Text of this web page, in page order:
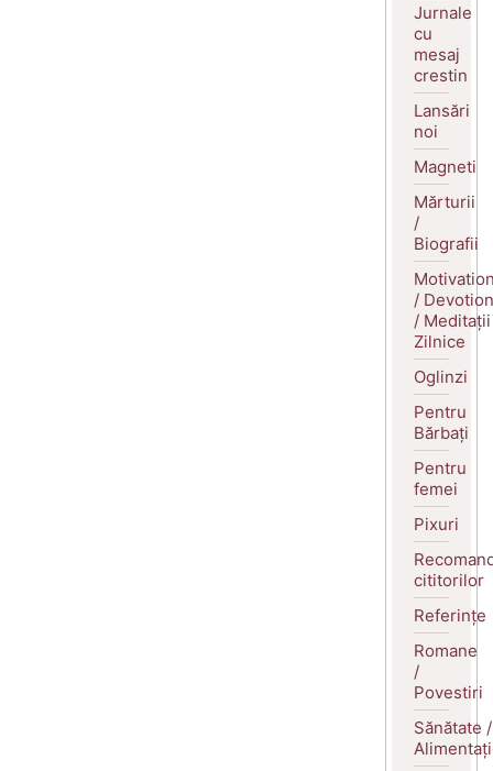
Jurnale
cu
mesaj
crestin
Lansări
noi
Magneti
Mărturii
/
Biografii
/
/ Meditații
Zilnice
Oglinzi
Pentru
Bărbați
Pentru
femei
Pixuri
cititorilor
Referințe
Romane
/
Povestiri
Sănătate /